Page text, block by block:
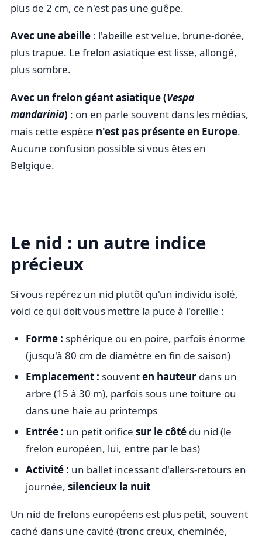
plus de 2 cm, ce n'est pas une guêpe.
Avec une abeille : l'abeille est velue, brune-dorée,
plus trapue. Le frelon asiatique est lisse, allongé,
plus sombre.
Avec un frelon géant asiatique (Vespa
mandarinia) : on en parle souvent dans les médias,
mais cette espèce n'est pas présente en Europe.
Aucune confusion possible si vous êtes en
Belgique.
Le nid : un autre indice
précieux
Si vous repérez un nid plutôt qu'un individu isolé,
voici ce qui doit vous mettre la puce à l'oreille :
Forme : sphérique ou en poire, parfois énorme
(jusqu'à 80 cm de diamètre en fin de saison)
Emplacement : souventen hauteurdans un
arbre (15 à 30 m), parfois sous une toiture ou
dans une haie au printemps
Entrée : un petit orifice sur le côtédu nid (le
frelon européen, lui, entre par le bas)
Activité : un ballet incessant d'allers-retours en
journée, silencieux la nuit
Un nid de frelons européens est plus petit, souvent
caché dans une cavité (tronc creux, cheminée,